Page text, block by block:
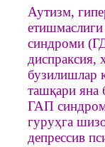
Аутизм,
синдроми
диспраксия,
бузилишлар
ташқари яна
ГАП
гуруҳга
депрессив